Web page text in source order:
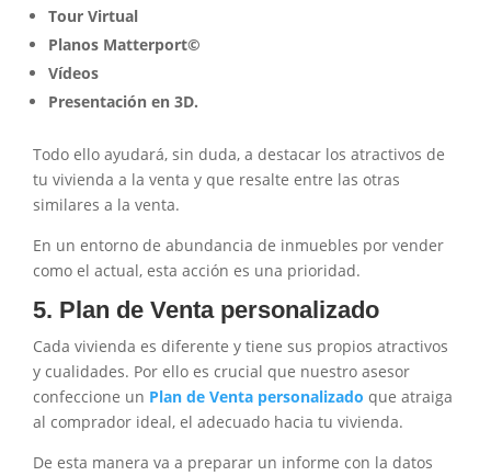
Tour Virtual
Planos Matterport©
Vídeos
Presentación en 3D.
Todo ello ayudará, sin duda, a destacar los atractivos de
tu vivienda a la venta y que resalte entre las otras
similares a la venta.
En un entorno de abundancia de inmuebles por vender
como el actual, esta acción es una prioridad.
5. Plan de Venta personalizado
Cada vivienda es diferente y tiene sus propios atractivos
y cualidades. Por ello es crucial que nuestro asesor
confeccione un Plan de Venta personalizado que atraiga
al comprador ideal, el adecuado hacia tu vivienda.
De esta manera va a preparar un informe con la datos